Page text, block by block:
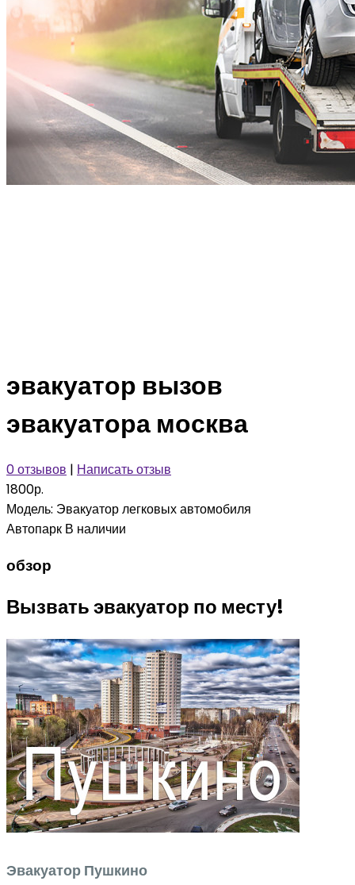
эвакуатор вызов
эвакуатора москва
0 отзывов | Написать отзыв
1800р.
Модель: Эвакуатор легковых автомобиля
Автопарк В наличии
обзор
Вызвать эвакуатор по месту!
Эвакуатор Пушкино